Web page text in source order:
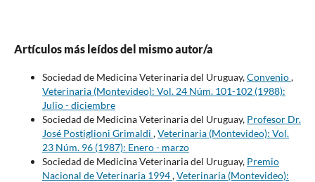
Artículos más leídos del mismo autor/a
Sociedad de Medicina Veterinaria del Uruguay,Convenio,
Veterinaria (Montevideo): Vol. 24 Núm. 101-102 (1988):
Julio - diciembre
Sociedad de Medicina Veterinaria del Uruguay, Profesor Dr.
José Postiglioni Grimaldi ,Veterinaria (Montevideo): Vol.
23 Núm. 96 (1987): Enero - marzo
Sociedad de Medicina Veterinaria del Uruguay, Premio
Nacional de Veterinaria 1994,Veterinaria (Montevideo):